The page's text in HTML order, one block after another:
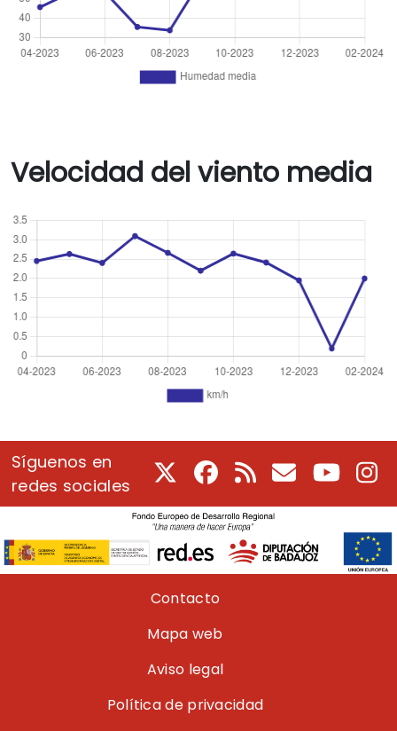
Velocidad del viento media
Síguenos en
redes sociales
Facebook
RSS CorreoYoutube
Pie de páginaContacto
Mapa web
Aviso legal
Política de privacidad